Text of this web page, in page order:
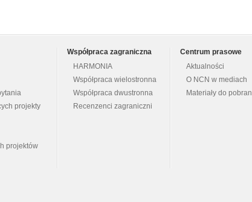
projekty
projektów
Współpraca zagraniczna
HARMONIA
Współpraca wielostronna
Współpraca dwustronna
Recenzenci zagraniczni
Centrum prasowe
Aktualności
O NCN w mediach
Materiały do